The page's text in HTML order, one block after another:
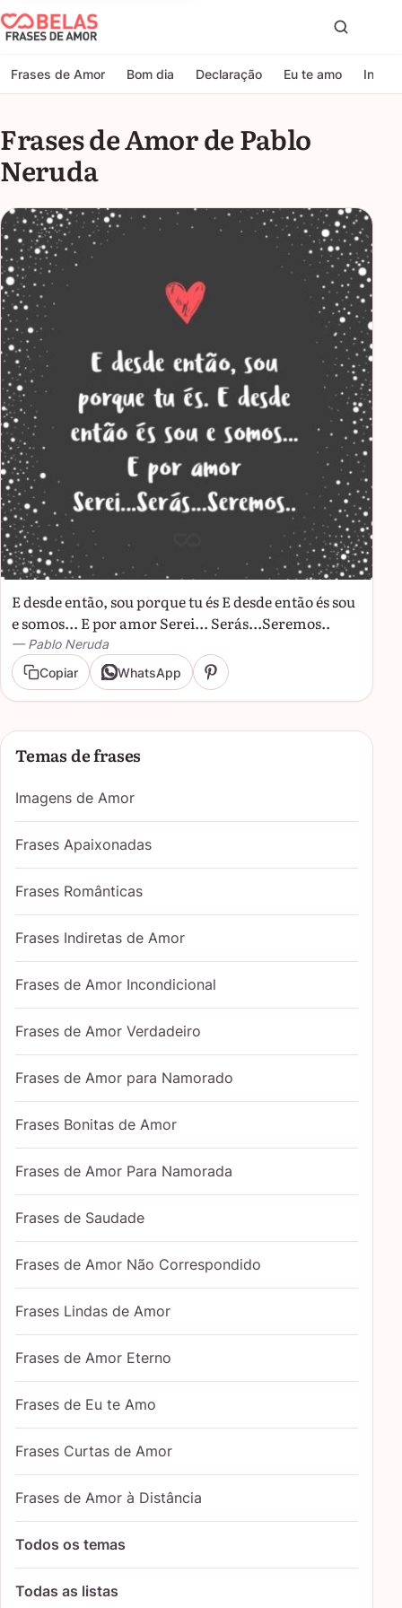
Belas Frases de Amor
Frases de Amor Bom dia Declaração Eu te amo
Frases de Amor de Pablo
Neruda
E desde então, sou porque tu és E desde então és sou
e somos... E por amor Serei... Serás...Seremos..
— Pablo Neruda
Copiar
WhatsApp
Temas de frases
Imagens de Amor
Frases Apaixonadas
Frases Românticas
Frases Indiretas de Amor
Frases de Amor Incondicional
Frases de Amor Verdadeiro
Frases de Amor para Namorado
Frases Bonitas de Amor
Frases de Amor Para Namorada
Frases de Saudade
Frases de Amor Não Correspondido
Frases Lindas de Amor
Frases de Amor Eterno
Frases de Eu te Amo
Frases Curtas de Amor
Frases de Amor à Distância
Todos os temas
Todas as listas